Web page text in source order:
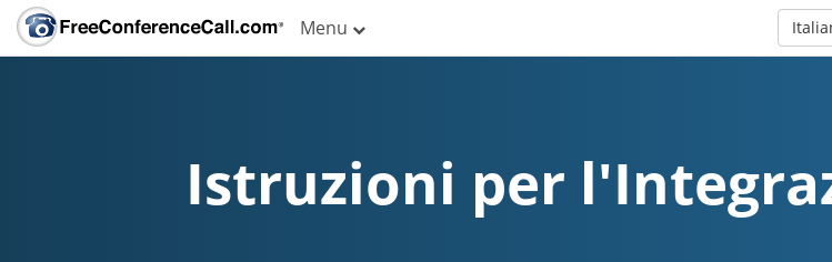
Menu
Istruzioni per